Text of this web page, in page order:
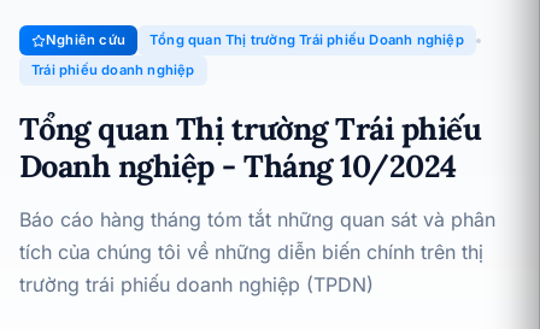
Nghiên cứu
Tổng quan Thị trường Trái phiếu Doanh nghiệp
Trái phiếu doanh nghiệp
Tổng quan Thị trường Trái phiếu
Doanh nghiệp - Tháng 10/2024
Báo cáo hàng tháng tóm tắt những quan sát và phân
tích của chúng tôi về những diễn biến chính trên thị
trường trái phiếu doanh nghiệp (TPDN)